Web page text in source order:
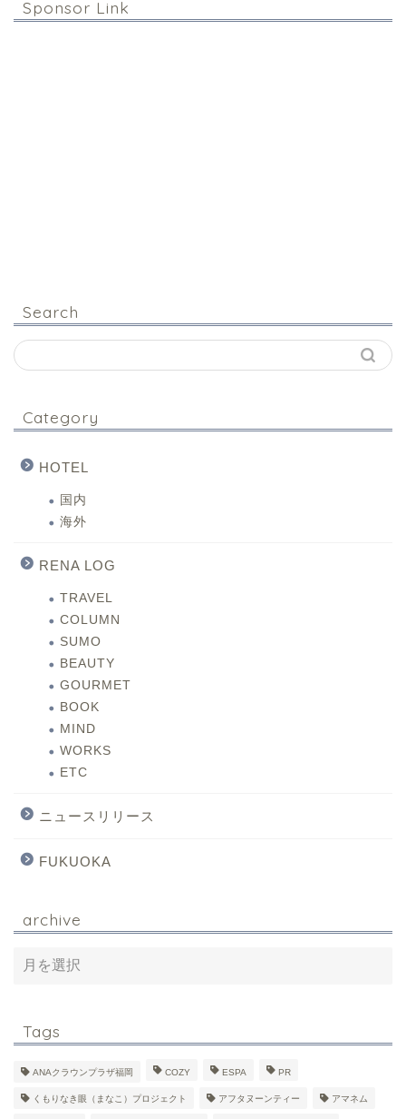
Sponsor Link
Search
Category
HOTEL
国内
海外
RENA LOG
TRAVEL
COLUMN
SUMO
BEAUTY
GOURMET
BOOK
MIND
WORKS
ETC
ニュースリリース
FUKUOKA
archive
Tags
ANAクラウンプラザ福岡 COZY ESPA PR
くもりなき眼（まなこ）プロジェクト アフタヌーンティー アマネム